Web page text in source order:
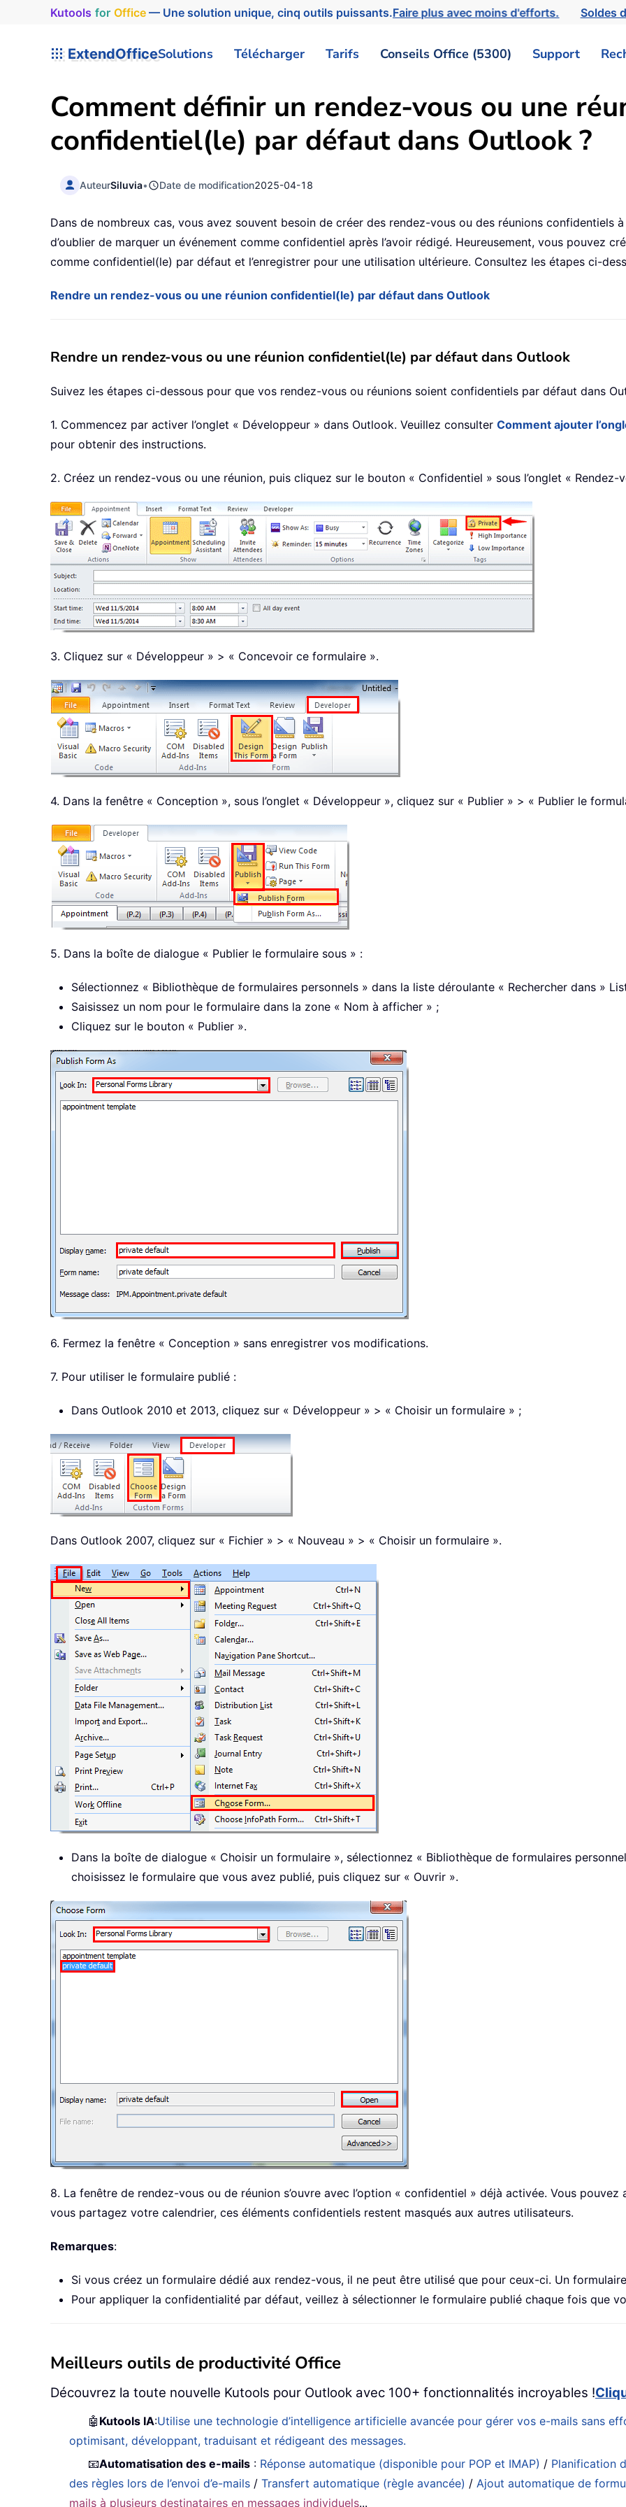
Kutools for Office— Une solution unique, cinq outils puissants.Faire plus avec moins d'efforts. Soldes
ExtendOfficeSolutions Télécharger Tarifs Conseils Office (5300) Support
Comment définir un rendez-vous ou une
confidentiel(le) par défaut dans Outlook ?
AuteurSiluvia• Date de modification2025-04-18
Dans de nombreux cas, vous avez souvent besoin de créer des rendez-vous ou des réunions confidentiels
d’oublier de marquer un événement comme confidentiel après l’avoir rédigé. Heureusement, vous pouvez
comme confidentiel(le) par défaut et l’enregistrer pour une utilisation ultérieure. Consultez les étapes ci-
Rendre un rendez-vous ou une réunion confidentiel(le) par défaut dans Outlook
Rendre un rendez-vous ou une réunion confidentiel(le) par défaut dans Outlook
Suivez les étapes ci-dessous pour que vos rendez-vous ou réunions soient confidentiels par défaut dans
1. Commencez par activer l’onglet « Développeur » dans Outlook. Veuillez consulter Comment ajouter
pour obtenir des instructions.
2. Créez un rendez-vous ou une réunion, puis cliquez sur le bouton « Confidentiel » sous l’onglet « Rendez-
3. Cliquez sur « Développeur » > « Concevoir ce formulaire ».
4. Dans la fenêtre « Conception », sous l’onglet « Développeur », cliquez sur « Publier » > « Publier le
5. Dans la boîte de dialogue « Publier le formulaire sous » :
Sélectionnez « Bibliothèque de formulaires personnels » dans la liste déroulante « Rechercher dans »
Saisissez un nom pour le formulaire dans la zone « Nom à afficher » ;
Cliquez sur le bouton « Publier ».
6. Fermez la fenêtre « Conception » sans enregistrer vos modifications.
7. Pour utiliser le formulaire publié :
Dans Outlook 2010 et 2013, cliquez sur « Développeur » > « Choisir un formulaire » ;
Dans Outlook 2007, cliquez sur « Fichier » > « Nouveau » > « Choisir un formulaire ».
Dans la boîte de dialogue « Choisir un formulaire », sélectionnez « Bibliothèque de formulaires
choisissez le formulaire que vous avez publié, puis cliquez sur « Ouvrir ».
8. La fenêtre de rendez-vous ou de réunion s’ouvre avec l’option « confidentiel » déjà activée. Vous pouvez
vous partagez votre calendrier, ces éléments confidentiels restent masqués aux autres utilisateurs.
Remarques:
Si vous créez un formulaire dédié aux rendez-vous, il ne peut être utilisé que pour ceux-ci. Un
Pour appliquer la confidentialité par défaut, veillez à sélectionner le formulaire publié chaque fois que
Meilleurs outils de productivité Office
Découvrez la toute nouvelle Kutools pour Outlook avec 100+ fonctionnalités incroyables !
🤖 Kutools IA:Utilise une technologie d’intelligence artificielle avancée pour gérer vos e-mails sans
optimisant, développant, traduisant et rédigeant des messages.
📧Automatisation des e-mails : Réponse automatique (disponible pour POP et IMAP) / Planification
des règles lors de l’envoi d’e-mails /Transfert automatique (règle avancée) /Ajout automatique de
mails à plusieurs destinataires en messages individuels...